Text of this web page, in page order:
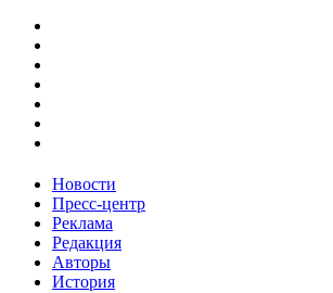
Новости
Пресс-центр
Реклама
Редакция
Авторы
История